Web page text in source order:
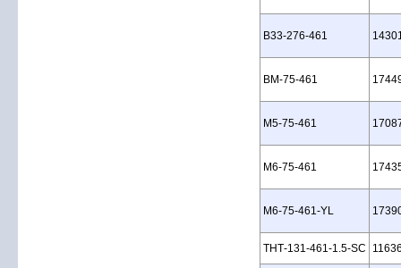
B33‑276‑461
BM‑75‑461
M5‑75‑461
M6‑75‑461
M6‑75‑461‑YL
THT‑131‑461‑1.5‑SC